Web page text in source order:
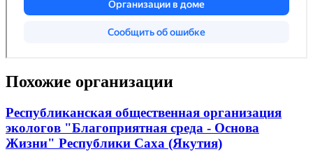
Похожие организации
Республиканская общественная организация
экологов "Благоприятная среда - Основа
Жизни" Республики Саха (Якутия)